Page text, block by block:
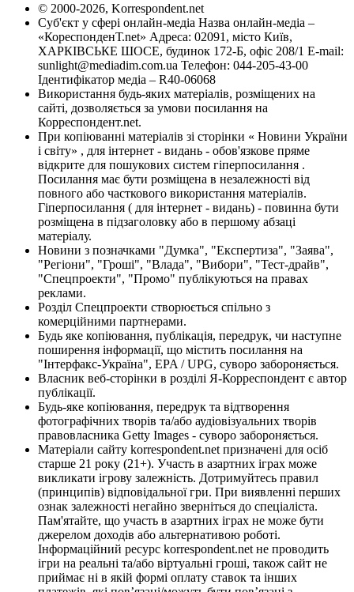
© 2000-2026, Korrespondent.net
Суб'єкт у сфері онлайн-медіа Назва онлайн-медіа –
«КореспонденТ.net» Адреса: 02091, місто Київ,
ХАРКІВСЬКЕ ШОСЕ, будинок 172-Б, офіс 208/1 E-mail:
sunlight@mediadim.com.ua Телефон: 044-205-43-00
Ідентифікатор медіа – R40-06068
Використання будь-яких матеріалів, розміщених на
сайті, дозволяється за умови посилання на
Корреспондент.net.
При копіюванні матеріалів зі сторінки « Новини України
і світу» , для інтернет - видань - обов'язкове пряме
відкрите для пошукових систем гіперпосилання .
Посилання має бути розміщена в незалежності від
повного або часткового використання матеріалів.
Гіперпосилання ( для інтернет - видань) - повинна бути
розміщена в підзаголовку або в першому абзаці
матеріалу.
Новини з позначками "Думка", "Експертиза", "Заява",
"Регіони", "Гроші", "Влада", "Вибори", "Тест-драйв",
"Спецпроекти", "Промо" публікуються на правах
реклами.
Розділ Спецпроекти створюється спільно з
комерційними партнерами.
Будь яке копіювання, публікація, передрук, чи наступне
поширення інформації, що містить посилання на
"Інтерфакс-Україна", EPA / UPG, суворо забороняється.
Власник веб-сторінки в розділі Я-Корреспондент є автор
публікації.
Будь-яке копіювання, передрук та відтворення
фотографічних творів та/або аудіовізуальних творів
правовласника Getty Images - суворо забороняється.
Матеріали сайту korrespondent.net призначені для осіб
старше 21 року (21+). Участь в азартних іграх може
викликати ігрову залежність. Дотримуйтесь правил
(принципів) відповідальної гри. При виявленні перших
ознак залежності негайно зверніться до спеціаліста.
Пам'ятайте, що участь в азартних іграх не може бути
джерелом доходів або альтернативою роботі.
Інформаційний ресурс korrespondent.net не проводить
ігри на реальні та/або віртуальні гроші, також сайт не
приймає ні в якій формі оплату ставок та інших